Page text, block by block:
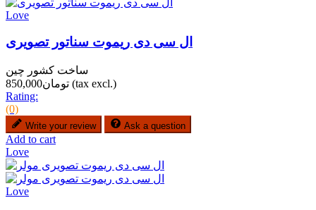
Love
ال سی دی ریموت سناتور تصویری
ساخت کشور چین
تومان850,000 (tax excl.)
Rating:
(0)
Write your review Ask a question
Add to cart
Love
Love